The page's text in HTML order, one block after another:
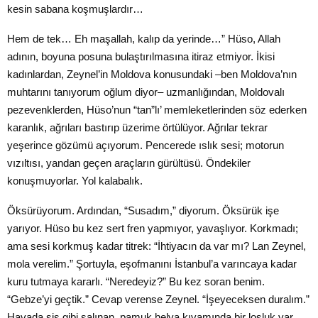
kesin sabana koşmuşlardır…
Hem de tek… Eh maşallah, kalıp da yerinde…” Hüso, Allah
adının, boyuna posuna bulaştırılmasına itiraz etmiyor. İkisi
kadınlardan, Zeynel’in Moldova konusundaki –ben Moldova’nın
muhtarını tanıyorum oğlum diyor– uzmanlığından, Moldovalı
pezevenklerden, Hüso’nun “tan”lı’ memleketlerinden söz ederken
karanlık, ağrıları bastırıp üzerime örtülüyor. Ağrılar tekrar
yeşerince gözümü açıyorum. Pencerede ıslık sesi; motorun
vızıltısı, yandan geçen araçların gürültüsü. Öndekiler
konuşmuyorlar. Yol kalabalık.
Öksürüyorum. Ardından, “Susadım,” diyorum. Öksürük işe
yarıyor. Hüso bu kez sert fren yapmıyor, yavaşlıyor. Korkmadı;
ama sesi korkmuş kadar titrek: “İhtiyacın da var mı? Lan Zeynel,
mola verelim.” Şortuyla, eşofmanını İstanbul’a varıncaya kadar
kuru tutmaya kararlı. “Neredeyiz?” Bu kez soran benim.
“Gebze’yi geçtik.” Cevap verense Zeynel. “İşeyeceksen duralım.”